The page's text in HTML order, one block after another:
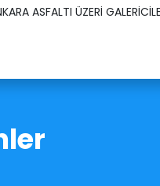
ASFALTI ÜZERİ